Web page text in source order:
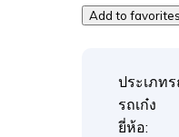
Add to favorites
ประเภทร
รถเก๋ง
ยี่ห้อ: